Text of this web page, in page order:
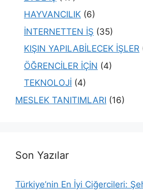
HAYVANCILIK (6)
İNTERNETTEN İŞ (35)
KIŞIN YAPILABİLECEK İŞLER
ÖĞRENCİLER İÇİN (4)
TEKNOLOJİ (4)
MESLEK TANITIMLARI (16)
Son Yazılar
Türkiye’nin En İyi Ciğercileri: